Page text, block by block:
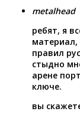
metalhead
ребят, я
материал,
правил
стыдно
арене
ключе.
вы